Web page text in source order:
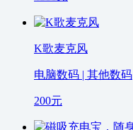
K歌麦克风
电脑数码 | 其他数码
200元